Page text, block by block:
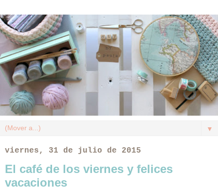
▼
viernes, 31 de julio de 2015
El café de los viernes y felices
vacaciones